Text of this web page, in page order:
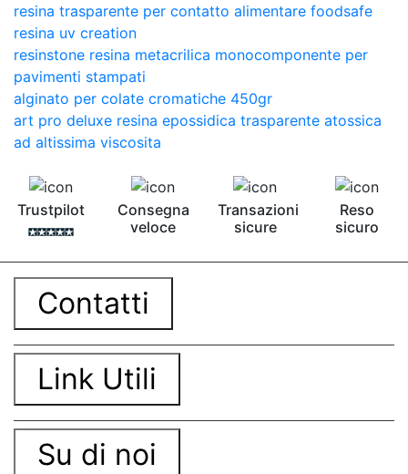
resina trasparente per contatto alimentare foodsafe
resina uv creation
resinstone resina metacrilica monocomponente per
pavimenti stampati
alginato per colate cromatiche 450gr
art pro deluxe resina epossidica trasparente atossica
ad altissima viscosita
Trustpilot
Consegna
veloce
Transazioni
sicure
Reso
sicuro
Contatti
Link Utili
Su di noi